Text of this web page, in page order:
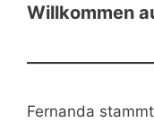
Willkommen
Fernanda